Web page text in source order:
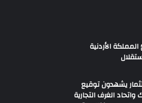
حلمي، مساعد وزير التخطيط
متابعة الخطة، حرص الوزارة على
الوزارات والجهات، وتقديم
دور القرى في عملية الإنتاج
وتوفير فرص العمل الملائمة
معدلات الهجرة الداخلية ويتيح
موضحاً أن الوزارة ستوفر
حيث أعدت برنامجاً تدريبياً بالتعاون
الأردنية
يشهدون توقيع
الغرف التجارية